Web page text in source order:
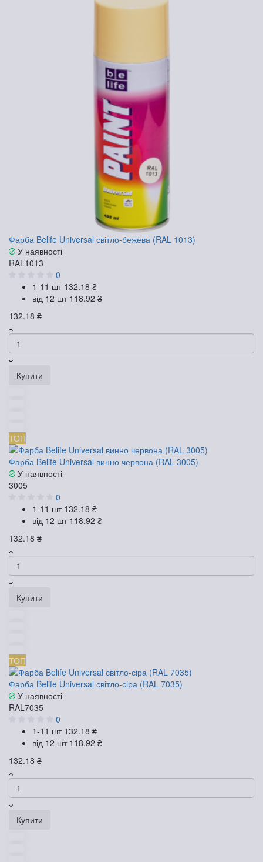
Фарба Belife Universal світло-бежева (RAL 1013)
У наявності
RAL1013
0
1-11 шт 132.18 ₴
від 12 шт 118.92 ₴
132.18 ₴
Купити
ТОП
Фарба Belife Universal винно червона (RAL 3005)
У наявності
3005
0
1-11 шт 132.18 ₴
від 12 шт 118.92 ₴
132.18 ₴
Купити
ТОП
Фарба Belife Universal світло-сіра (RAL 7035)
У наявності
RAL7035
0
1-11 шт 132.18 ₴
від 12 шт 118.92 ₴
132.18 ₴
Купити